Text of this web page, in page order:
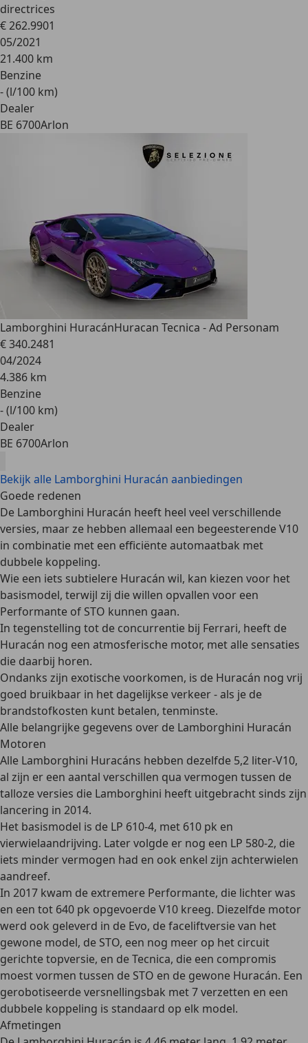
directrices
€ 262.9901
05/2021
21.400 km
Benzine
- (l/100 km)
Dealer
BE 6700Arlon
Lamborghini HuracánHuracan Tecnica - Ad Personam
€ 340.2481
04/2024
4.386 km
Benzine
- (l/100 km)
Dealer
BE 6700Arlon
Bekijk alle Lamborghini Huracán aanbiedingen
Goede redenen
De Lamborghini Huracán heeft heel veel verschillende
versies, maar ze hebben allemaal een begeesterende V10
in combinatie met een efficiënte automaatbak met
dubbele koppeling.
Wie een iets subtielere Huracán wil, kan kiezen voor het
basismodel, terwijl zij die willen opvallen voor een
Performante of STO kunnen gaan.
In tegenstelling tot de concurrentie bij Ferrari, heeft de
Huracán nog een atmosferische motor, met alle sensaties
die daarbij horen.
Ondanks zijn exotische voorkomen, is de Huracán nog vrij
goed bruikbaar in het dagelijkse verkeer- als je de
brandstofkosten kunt betalen, tenminste.
Alle belangrijke gegevens over de Lamborghini Huracán
Motoren
Alle Lamborghini Huracáns hebben dezelfde 5,2 liter-V10,
al zijn er een aantal verschillen qua vermogen tussen de
talloze versies die Lamborghini heeft uitgebracht sinds zijn
lancering in 2014.
Het basismodel is de LP 610-4, met 610 pk en
vierwielaandrijving. Later volgde er nog een LP 580-2, die
iets minder vermogen had en ook enkel zijn achterwielen
aandreef.
In 2017 kwam de extremere Performante, die lichter was
en een tot 640 pk opgevoerde V10 kreeg. Diezelfde motor
werd ook geleverd in de Evo, de faceliftversie van het
gewone model, de STO, een nog meer op het circuit
gerichte topversie, en de Tecnica, die een compromis
moest vormen tussen de STO en de gewone Huracán. Een
gerobotiseerde versnellingsbak met 7 verzetten en een
dubbele koppeling is standaard op elk model.
Afmetingen